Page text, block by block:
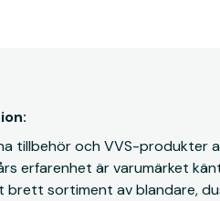
tillbehör och VVS-produkter
erfarenhet är varumärket
sortiment av blandare,